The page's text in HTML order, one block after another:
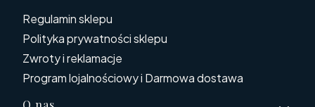
Regulamin sklepu
Polityka prywatności sklepu
Zwroty i reklamacje
Program lojalnościowy i Darmowa dostawa